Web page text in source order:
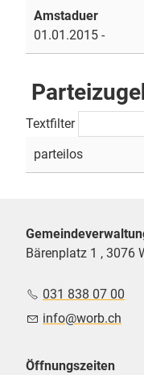
01.01.2015 -
Textfilter
parteilos
Bärenplatz 1 , 3076
031 838 07 00
nf
w rb ch
Öffnungszeiten